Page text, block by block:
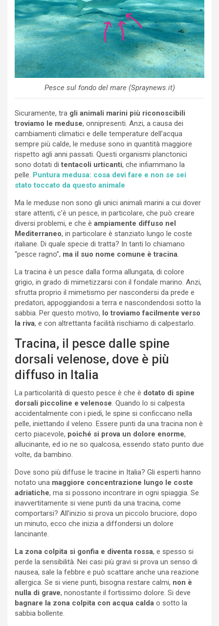
Pesce sul fondo del mare (Spraynews.it)
Sicuramente, tra gli animali marini più riconoscibili
troviamo le meduse, onnipresenti. Anzi, a causa dei
cambiamenti climatici e delle temperature dell’acqua
sempre più calde, le meduse sono in quantità maggiore
rispetto agli anni passati. Questi organismi planctonici
sono dotati ditentacoli urticanti, che infiammano la
pelle. Puntura medusa: cosa devi fare e non se sei
stato toccato da questo animale
Ma le meduse non sono gli unici animali marini a cui dover
stare attenti, c’è un pesce, in particolare, che può creare
diversi problemi, e che è ampiamente diffuso nel
Mediterraneo, in particolare è stanziato lungo le coste
italiane. Di quale specie di tratta? In tanti lo chiamano
“pesce ragno”, ma il suo nome comune è tracina.
La tracina è un pesce dalla forma allungata, di colore
grigio, in grado di mimetizzarsi con il fondale marino. Anzi,
sfrutta proprio il mimetismo per nascondersi da prede e
predatori, appoggiandosi a terra e nascondendosi sotto la
sabbia. Per questo motivo, lo troviamo facilmente verso
la riva, e con altrettanta facilità rischiamo di calpestarlo.
Tracina, il pesce dalle spine
dorsali velenose, dove è più
diffuso in Italia
La particolarità di questo pesce è che è dotato di spine
dorsali piccoline e velenose. Quando lo si calpesta
accidentalmente con i piedi, le spine si conficcano nella
pelle, iniettando il veleno. Essere punti da una tracina non è
certo piacevole, poiché si prova un dolore enorme,
allucinante, ed io ne so qualcosa, essendo stato punto due
volte, da bambino.
Dove sono più diffuse le tracine in Italia? Gli esperti hanno
notato una maggiore concentrazione lungo le coste
adriatiche, ma si possono incontrare in ogni spiaggia. Se
inavvertitamente si viene punti da una tracina, come
comportarsi? All’inizio si prova un piccolo bruciore, dopo
un minuto, ecco che inizia a diffondersi un dolore
lancinante.
La zona colpita si gonfia e diventa rossa, e spesso si
perde la sensibilità. Nei casi più gravi si prova un senso di
nausea, sale la febbre e può scattare anche una reazione
allergica. Se si viene punti, bisogna restare calmi, non è
nulla di grave, nonostante il fortissimo dolore. Si deve
bagnare la zona colpita con acqua calda o sotto la
sabbia bollente.